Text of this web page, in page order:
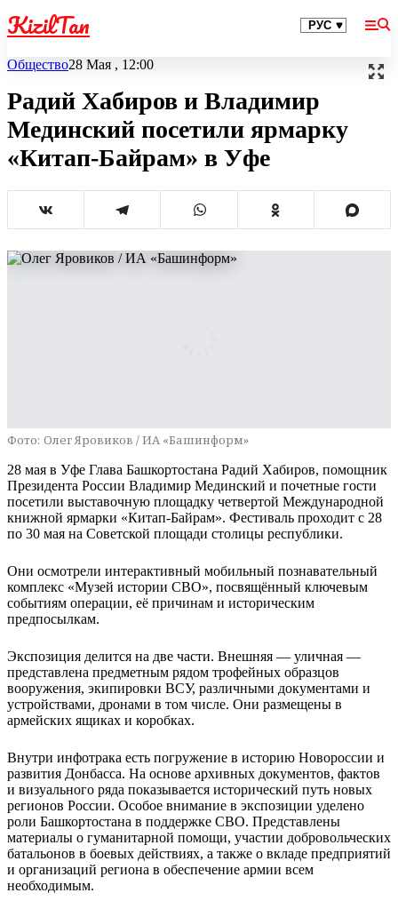
KizilTan
Общество28 Мая , 12:00
Радий Хабиров и Владимир
Мединский посетили ярмарку
«Китап-Байрам» в Уфе
Фото: Олег Яровиков / ИА «Башинформ»
28 мая в Уфе Глава Башкортостана Радий Хабиров, помощник
Президента России Владимир Мединский и почетные гости
посетили выставочную площадку четвертой Международной
книжной ярмарки «Китап-Байрам». Фестиваль проходит с 28
по 30 мая на Советской площади столицы республики.
Они осмотрели интерактивный мобильный познавательный
комплекс «Музей истории СВО», посвящённый ключевым
событиям операции, её причинам и историческим
предпосылкам.
Экспозиция делится на две части. Внешняя — уличная —
представлена предметным рядом трофейных образцов
вооружения, экипировки ВСУ, различными документами и
устройствами, дронами в том числе. Они размещены в
армейских ящиках и коробках.
Внутри инфотрака есть погружение в историю Новороссии и
развития Донбасса. На основе архивных документов, фактов
и визуального ряда показывается исторический путь новых
регионов России. Особое внимание в экспозиции уделено
роли Башкортостана в поддержке СВО. Представлены
материалы о гуманитарной помощи, участии добровольческих
батальонов в боевых действиях, а также о вкладе предприятий
и организаций региона в обеспечение армии всем
необходимым.